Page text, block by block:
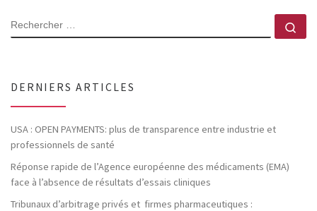
RECHERCHER
DERNIERS ARTICLES
USA : OPEN PAYMENTS: plus de transparence entre industrie et
professionnels de santé
Réponse rapide de l’Agence européenne des médicaments (EMA)
face à l’absence de résultats d’essais cliniques
Tribunaux d’arbitrage privés et firmes pharmaceutiques :